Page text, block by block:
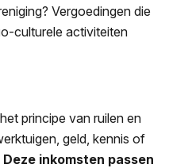
Vergoedingen die
culturele activiteiten
principe van ruilen en
geld, kennis of
Deze inkomsten passen